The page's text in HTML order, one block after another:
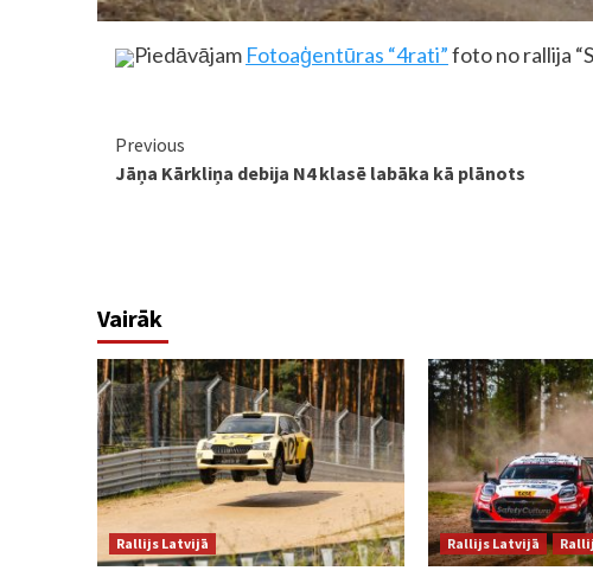
Piedāvājam Fotoaģentūras “4rati”foto no rallija
Continue
Reading
Previous
Jāņa Kārkliņa debija N4 klasē labāka kā plānots
Vairāk
Rallijs Latvijā Rallijs Latvijā